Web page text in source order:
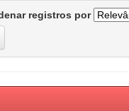
registros por